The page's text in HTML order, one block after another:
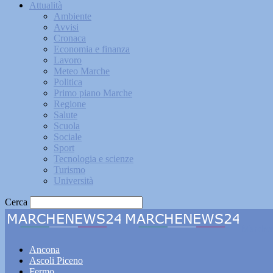
Attualità
Ambiente
Avvisi
Cronaca
Economia e finanza
Lavoro
Meteo Marche
Politica
Primo piano Marche
Regione
Salute
Scuola
Sociale
Sport
Tecnologia e scienze
Turismo
Università
Cerca
Ancona
Ascoli Piceno